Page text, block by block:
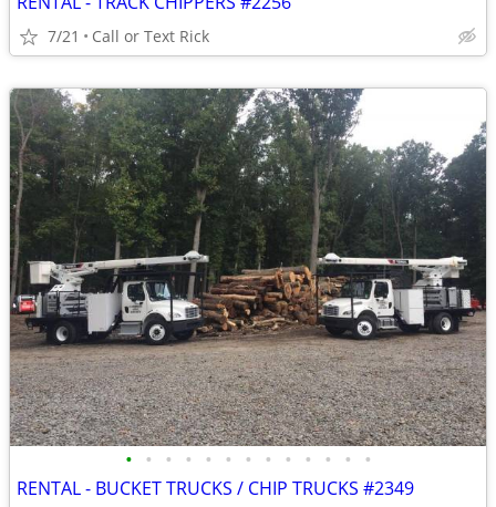
7/21 Call or Text Rick
• • • • • • • • • • • • •
RENTAL - BUCKET TRUCKS / CHIP TRUCKS #2349